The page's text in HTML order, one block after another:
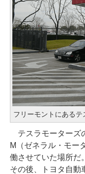
フリーモントにある
テスラモーターズ
M（ゼネラル・モー
働させていた場所だ
その後、トヨタ自動